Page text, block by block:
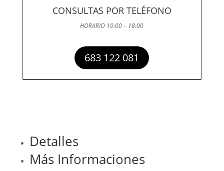
CONSULTAS POR TELÉFONO
HORARIO 10:00 – 18:00
683 122 081
Detalles
Más Informaciones